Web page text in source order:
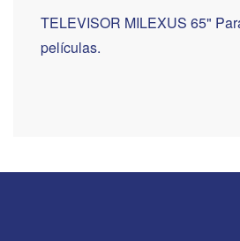
TELEVISOR MILEXUS 65"
películas.